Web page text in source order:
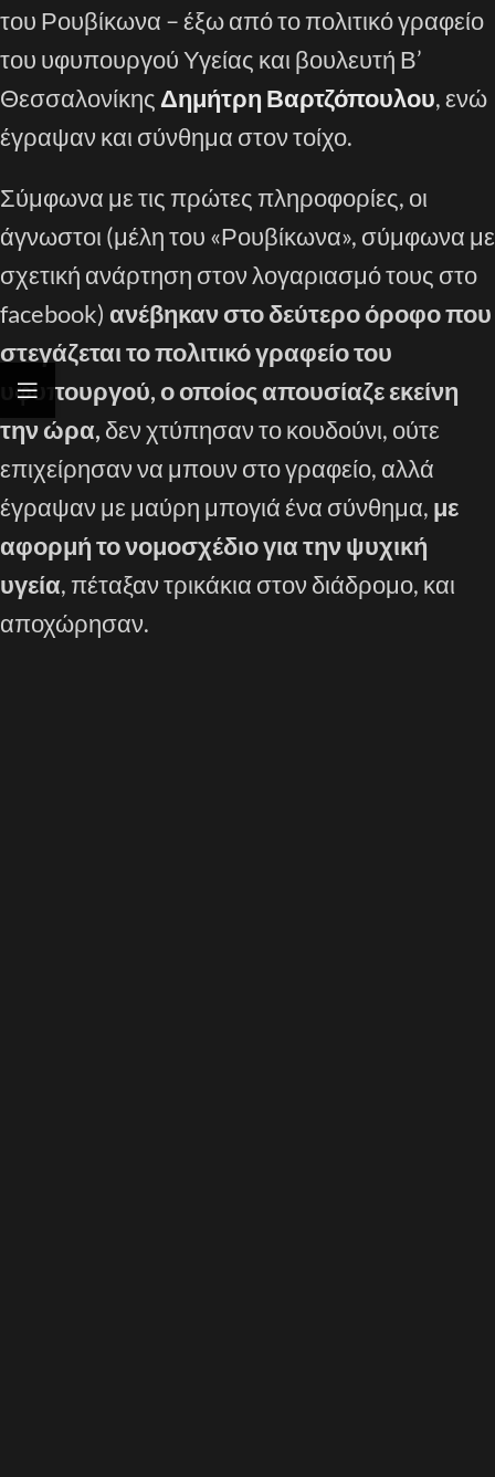
του Ρουβίκωνα – έξω από το πολιτικό γραφείο
του υφυπουργού Υγείας και βουλευτή Β’
Θεσσαλονίκης Δημήτρη Βαρτζόπουλου, ενώ
έγραψαν και σύνθημα στον τοίχο.
Σύμφωνα με τις πρώτες πληροφορίες, οι
άγνωστοι (μέλη του «Ρουβίκωνα», σύμφωνα με
σχετική ανάρτηση στον λογαριασμό τους στο
facebook) ανέβηκαν στο δεύτερο όροφο που
στεγάζεται το πολιτικό γραφείο του
υφυπουργού, ο οποίος απουσίαζε εκείνη
την ώρα, δεν χτύπησαν το κουδούνι, ούτε
επιχείρησαν να μπουν στο γραφείο, αλλά
έγραψαν με μαύρη μπογιά ένα σύνθημα, με
αφορμή το νομοσχέδιο για την ψυχική
υγεία, πέταξαν τρικάκια στον διάδρομο, και
αποχώρησαν.